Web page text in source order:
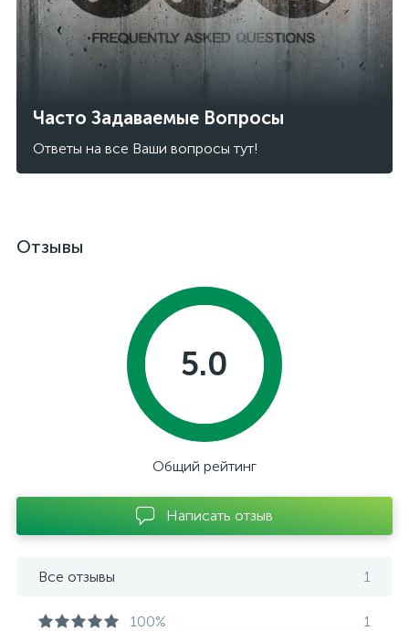
Часто Задаваемые Вопросы
Ответы на все Ваши вопросы тут!
Отзывы
5.0
Общий рейтинг
Написать отзыв
Все отзывы 1
100% 1